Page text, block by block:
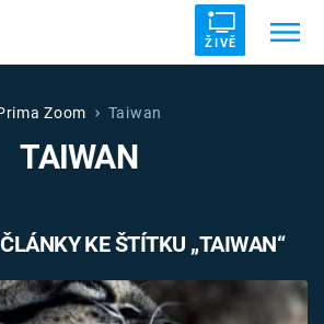
ŽIVĚ
UFO DRUHÁ SVĚTOVÁ VÁLKA
DÁVNOVĚKU
Zoom Taiwan
TAIWAN
KE ŠTÍTKU „TAIWAN“